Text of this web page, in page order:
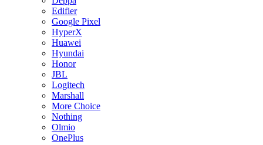
Edifier
Google Pixel
HyperX
Huawei
Hyundai
Honor
JBL
Logitech
Marshall
More Choice
Nothing
Olmio
OnePlus